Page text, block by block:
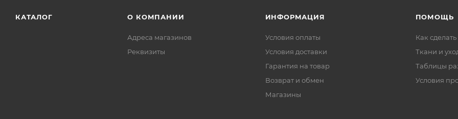
КАТАЛОГ О КОМПАНИИ
Адреса магазинов
Реквизиты
ИНФОРМАЦИЯ
Условия оплаты
Условия доставки
Гарантия на товар
Возврат и обмен
Магазины
ПОМОЩЬ
Как сделать
Ткани и
Таблицы
Условия